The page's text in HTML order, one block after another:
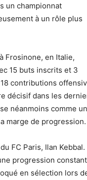
un championnat
à un rôle plus
Frosinone, en Italie,
15 buts inscrits et 3
contributions
décisif dans les
néanmoins comme
marge de progression.
FC Paris, Ilan Kebbal.
progression
en sélection lors